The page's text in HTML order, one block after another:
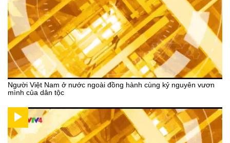
Người Việt Nam ở nước ngoài đồng hành cùng kỷ nguyên vươn
mình của dân tộc